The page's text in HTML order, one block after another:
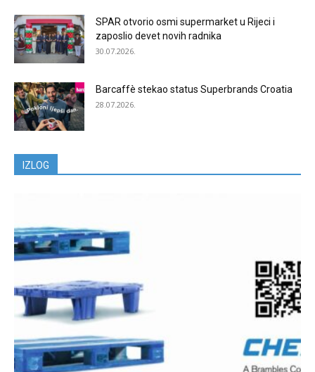
SPAR otvorio osmi supermarket u Rijeci i
zaposlio devet novih radnika
30.07.2026.
Barcaffè stekao status Superbrands Croatia
28.07.2026.
IZLOG